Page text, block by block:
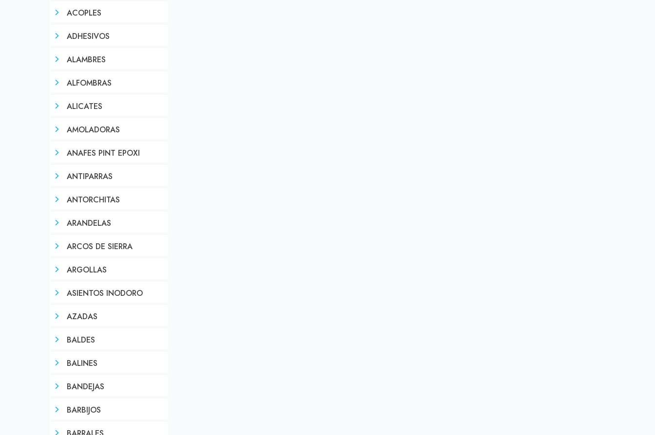
ACOPLES
ADHESIVOS
ALAMBRES
ALFOMBRAS
ALICATES
AMOLADORAS
ANAFES PINT EPOXI
ANTIPARRAS
ANTORCHITAS
ARANDELAS
ARCOS DE SIERRA
ARGOLLAS
ASIENTOS INODORO
AZADAS
BALDES
BALINES
BANDEJAS
BARBIJOS